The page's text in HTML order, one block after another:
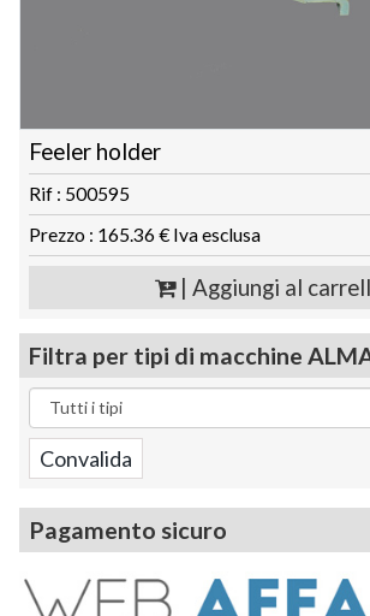
Feeler holder
Rif : 500595
Prezzo : 165.36 € Iva esclusa
| Aggiungi al
Filtra per tipi di macchine
Pagamento sicuro